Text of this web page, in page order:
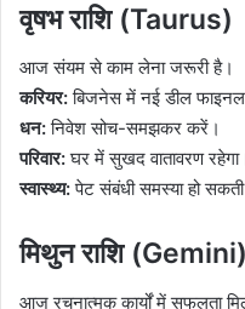
वृषभ राशि (Taurus)
आज संयम से काम लेना जरूरी है।
करियर:बिजनेस में नई डील फाइनल
धन:निवेश सोच-समझकर करें।
परिवार:घर में सुखद वातावरण
स्वास्थ्य:पेट संबंधी समस्या हो
मिथुन राशि (Gemini)
आज रचनात्मक कार्यों में सफलता